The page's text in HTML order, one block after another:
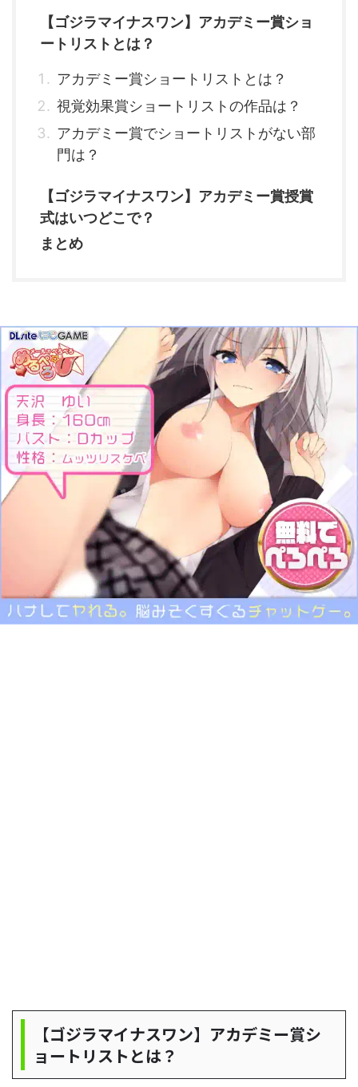
【ゴジラマイナスワン】アカデミー賞ショ
ートリストとは？
アカデミー賞ショートリストとは？
視覚効果賞ショートリストの作品は？
アカデミー賞でショートリストがない部
門は？
【ゴジラマイナスワン】アカデミー賞授賞
式はいつどこで？
まとめ
【ゴジラマイナスワン】アカデミー賞シ
ョートリストとは？